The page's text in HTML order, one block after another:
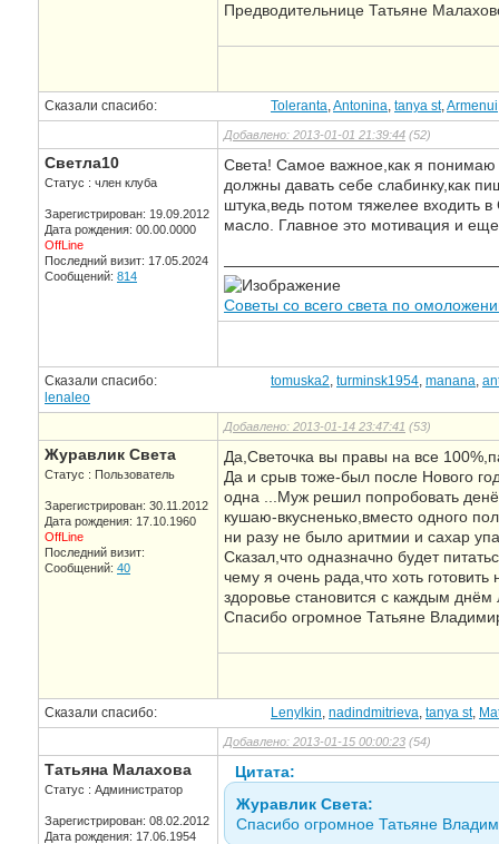
Предводительнице Татьяне
Сказали спасибо: Toleranta,Antonina, tanya st,Armenui
Добавлено: 2013-01-01 21:39:44 (52)
Светла10
Статус : член клуба
Зарегистрирован: 19.09.2012
Дата рождения: 00.00.0000
OffLine
Последний визит: 17.05.2024
Сообщений: 814
Света! Самое важное,как я
должны давать себе слабинку,как
штука,ведь потом тяжелее входить
масло. Главное это мотивация и
Советы со всего света по
Сказали спасибо: tomuska2, turminsk1954, manana,
lenaleo
Добавлено: 2013-01-14 23:47:41 (53)
Журавлик Света
Статус : Пользователь
Зарегистрирован: 30.11.2012
Дата рождения: 17.10.1960
OffLine
Последний визит:
Сообщений: 40
Да,Светочка вы правы на все
Да и срыв тоже-был после Нового
одна ...Муж решил попробовать
кушаю-вкусненько,вместо одного
ни разу не было аритмии и сахар
Сказал,что одназначно будет
чему я очень рада,что хоть
здоровье становится с каждым днём
Спасибо огромное Татьяне
Сказали спасибо: Lenylkin, nadindmitrieva, tanya st,
Добавлено: 2013-01-15 00:00:23 (54)
Татьяна Малахова
Статус : Администратор
Зарегистрирован: 08.02.2012
Дата рождения: 17.06.1954
Цитата:
Журавлик Света:
Спасибо огромное Татьяне